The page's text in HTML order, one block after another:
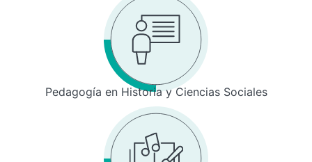
Pedagogía en Historia y Ciencias Sociales